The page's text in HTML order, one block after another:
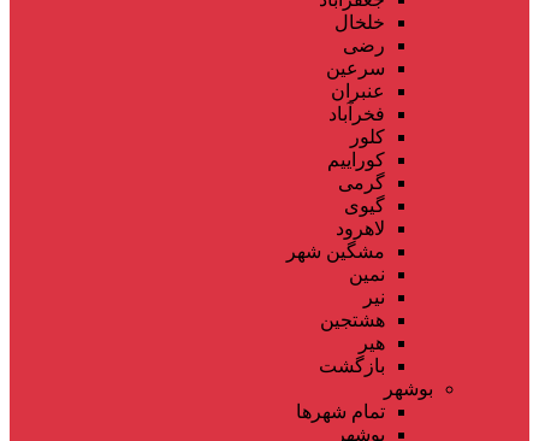
خلخال
رضی
سرعین
عنبران
فخرآباد
کلور
کوراییم
گرمی
گیوی
لاهرود
مشگین شهر
نمین
نیر
هشتجین
هیر
بازگشت
بوشهر
تمام شهر‌ها
بوشهر